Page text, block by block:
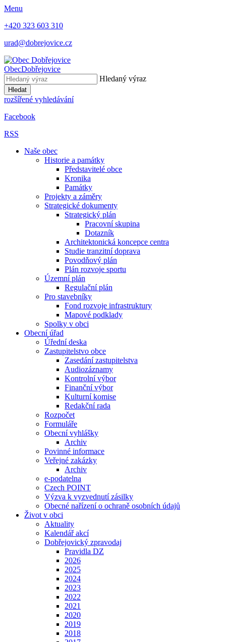
Menu
+420 323 603 310
urad@dobrejovice.cz
ObecDobřejovice
Hledaný výraz
Hledat
rozšířené vyhledávání
Facebook
RSS
Naše obec
Historie a památky
Představitelé obce
Kronika
Památky
Projekty a záměry
Strategické dokumenty
Strategický plán
Pracovní skupina
Dotazník
Architektonická koncepce centra
Studie tranzitní doprava
Povodňový plán
Plán rozvoje sportu
Územní plán
Regulační plán
Pro stavebníky
Fond rozvoje infrastruktury
Mapové podklady
Spolky v obci
Obecní úřad
Úřední deska
Zastupitelstvo obce
Zasedání zastupitelstva
Audiozáznamy
Kontrolní výbor
Finanční výbor
Kulturní komise
Redakční rada
Rozpočet
Formuláře
Obecní vyhlášky
Archiv
Povinné informace
Veřejné zakázky
Archiv
e-podatelna
Czech POINT
Výzva k vyzvednutí zásilky
Obecné nařízení o ochraně osobních údajů
Život v obci
Aktuality
Kalendář akcí
Dobřejovický zpravodaj
Pravidla DZ
2026
2025
2024
2023
2022
2021
2020
2019
2018